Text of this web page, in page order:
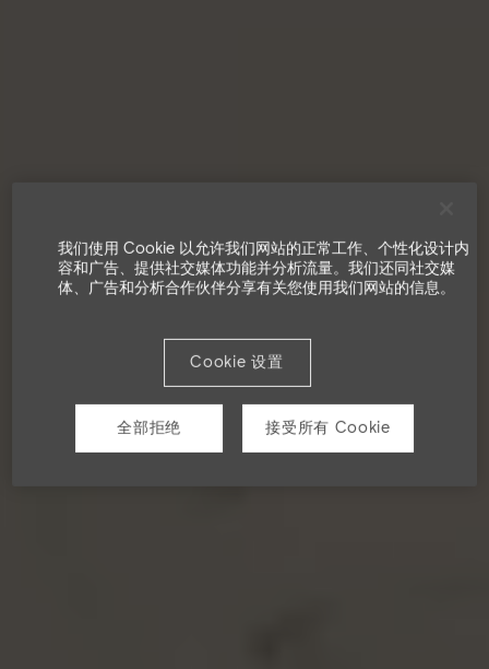
我们使用 Cookie 以允许我们网站的正常工作、个性化设计内
容和广告、提供社交媒体功能并分析流量。我们还同社交媒
体、广告和分析合作伙伴分享有关您使用我们网站的信息。
Cookie 设置
全部拒绝 接受所有 Cookie